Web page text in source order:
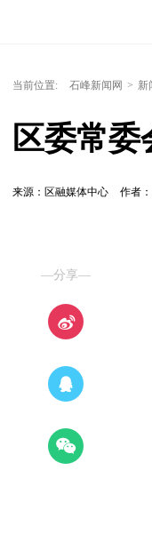
当前位置: 石峰新闻网 > 新
区委常
来源：区融媒体中心 作者
—分享—